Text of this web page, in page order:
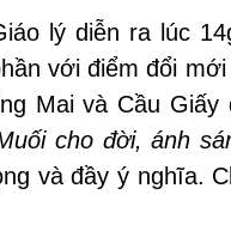
lý diễn ra lúc
với điểm đổi
Mai và Cầu Giấy
cho đời, ánh
và đầy ý nghĩa.